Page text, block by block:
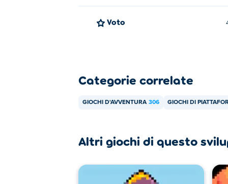
Voto
Categorie correlate
GIOCHI D'AVVENTURA 306 GIOCHI DI
Altri giochi di questo